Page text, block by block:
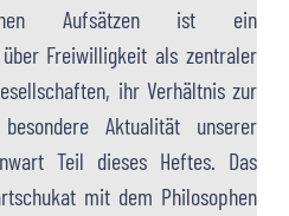
Aufsätzen ist ein
Freiwilligkeit als zentraler
ihr Verhältnis zur
Aktualität unserer
Teil dieses Heftes. Das
mit dem Philosophen